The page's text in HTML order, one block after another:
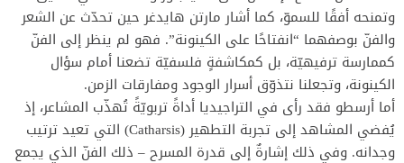
وتمنحه أفقًا للسموّ، كما أشار مارتن هايدغر حين تحدّث عن الشعر
والفنّ بوصفهما “انفتاحًا على الكينونة”. فهو لم ينظر إلى الفنّ
كممارسة ترفيهيّة، بل كمكاشفةٍ فلسفيّة تضعنا أمام سؤال
الكينونة، وتجعلنا نتذوّق أسرار الوجود ومفارقات الزمن.
أما أرسطو فقد رأى في التراجيديا أداةً تربويّةً تُهذّب المشاعر، إذ
يُفضي المشاهد إلى تجربة التطهير (Catharsis) التي تعيد ترتيب
وجدانه. وفي ذلك إشارةٌ إلى قدرة المسرح – ذلك الفنّ الذي يجمع